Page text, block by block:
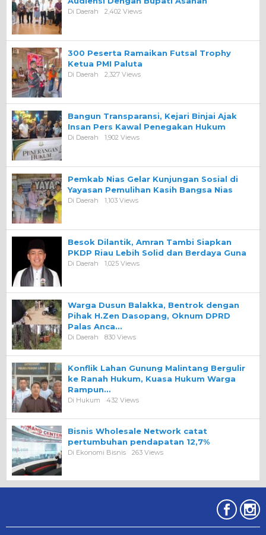
Di Daerah 2,402 Views
300 Peserta Ramaikan Futsal Trophy
Ketua PMI Paluta
Di Daerah 2,327 Views
Bangun Transparansi, Kejari Binjai Ajak
Insan Pers Kawal Penegakan Hukum
Di Daerah 1,902 Views
Pemkab Nias Gelar Kunjungan Sosial di
Yayasan Pemulihan Kasih Bangsa Nias
Di Daerah 1,103 Views
Besok Dilantik, Amran Tambi Siapkan
PKDP Riau Lebih Solid dan Berdaya Guna
Di Daerah 1,025 Views
Warga Dusun Balakka, Bentrok dengan
Pihak H.Zen Dasopang, Oknum DPRD
Palas Anca…
Di Daerah 830 Views
Konflik Lahan Gunung Malintang Bergulir
ke Ranah Hukum, Kuasa Hukum Warga
Rampun…
Di Hukum 432 Views
Bisnis Wholesale Network catat
pertumbuhan pendapatan 12,7%
Di Ekonomi Bisnis 263 Views